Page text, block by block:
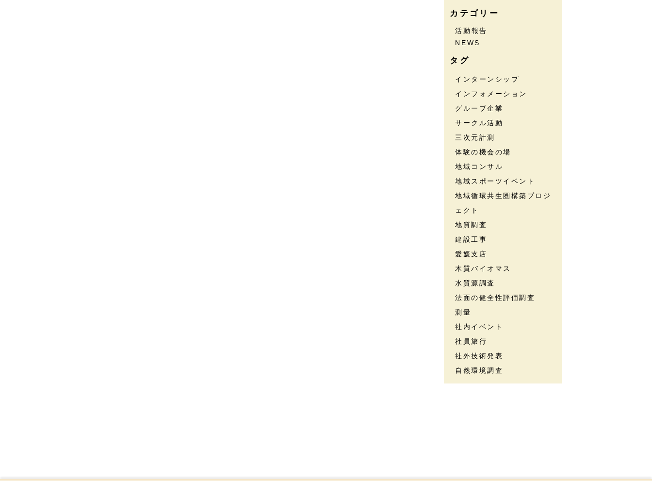
カテゴリー
活動報告
NEWS
タグ
インターンシップ
インフォメーション
グルーブ企業
サークル活動
三次元計測
体験の機会の場
地域コンサル
地域スポーツイベント
地域循環共生圏構築プロジ
ェクト
地質調査
建設工事
愛媛支店
木質バイオマス
水質源調査
法面の健全性評価調査
測量
社内イベント
社員旅行
社外技術発表
自然環境調査